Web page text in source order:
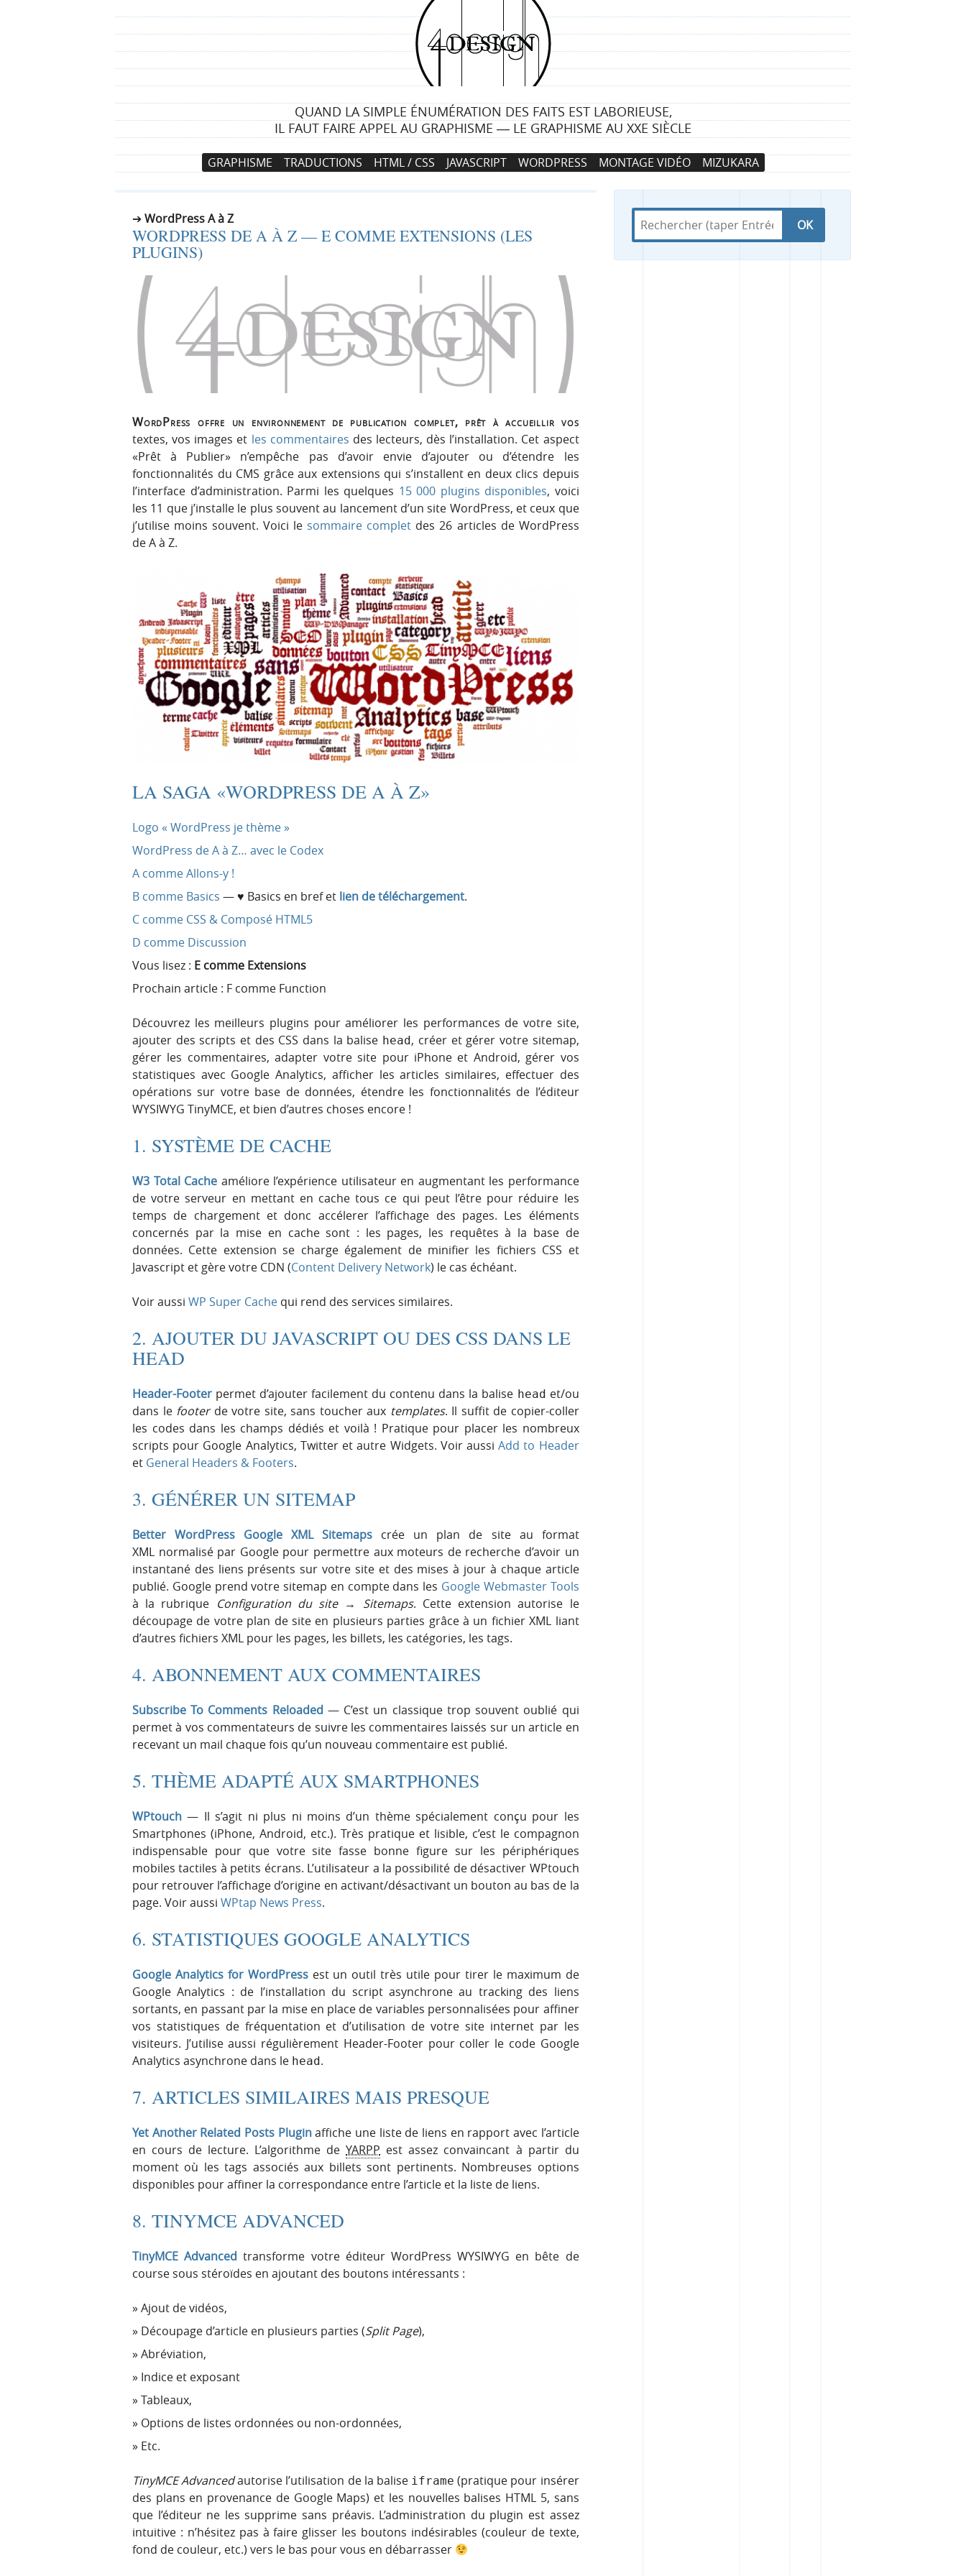
4
d
e
s
i
QUAND LA SIMPLE ÉNUMÉRATION DES FAITS EST LABORIEUSE,
IL FAUT FAIRE APPEL AU GRAPHISME ― LE GRAPHISME AU XXE SIÈCLE
GRAPHISME TRADUCTIONS HTML / CSS JAVASCRIPT WORDPRESS MONTAGE VIDÉO MIZUKARA
WordPress A à Z
WORDPRESS DE A À Z — E COMME EXTENSIONS (LES
PLUGINS)
WordPress offre un environnement de publication complet, prêt à accueillir vos
textes, vos images et les commentaires des lecteurs, dès l’installation. Cet aspect
«Prêt à Publier» n’empêche pas d’avoir envie d’ajouter ou d’étendre les
fonctionnalités du CMS grâce aux extensions qui s’installent en deux clics depuis
l’interface d’administration. Parmi les quelques 15 000 plugins disponibles, voici
les 11 que j’installe le plus souvent au lancement d’un site WordPress, et ceux que
j’utilise moins souvent. Voici le sommaire complet des 26 articles de WordPress
de A à Z.
LA SAGA «WORDPRESS DE A À Z»
Logo « WordPress je thème »
WordPress de A à Z… avec le Codex
A comme Allons-y !
B comme Basics — ♥ Basics en bref et lien de téléchargement.
C comme CSS & Composé HTML5
D comme Discussion
Vous lisez : E comme Extensions
Prochain article : F comme Function
Découvrez les meilleurs plugins pour améliorer les performances de votre site,
ajouter des scripts et des CSS dans la balise head, créer et gérer votre sitemap,
gérer les commentaires, adapter votre site pour iPhone et Android, gérer vos
statistiques avec Google Analytics, afficher les articles similaires, effectuer des
opérations sur votre base de données, étendre les fonctionnalités de l’éditeur
WYSIWYG TinyMCE, et bien d’autres choses encore !
1. SYSTÈME DE CACHE
W3 Total Cache améliore l’expérience utilisateur en augmentant les performance
de votre serveur en mettant en cache tous ce qui peut l’être pour réduire les
temps de chargement et donc accélerer l’affichage des pages. Les éléments
concernés par la mise en cache sont : les pages, les requêtes à la base de
données. Cette extension se charge également de minifier les fichiers CSS et
Javascript et gère votre CDN (Content Delivery Network) le cas échéant.
Voir aussi WP Super Cache qui rend des services similaires.
2. AJOUTER DU JAVASCRIPT OU DES CSS DANS LE
HEAD
Header-Footer permet d’ajouter facilement du contenu dans la balise head et/ou
dans le footerde votre site, sans toucher aux templates. Il suffit de copier-coller
les codes dans les champs dédiés et voilà ! Pratique pour placer les nombreux
scripts pour Google Analytics, Twitter et autre Widgets. Voir aussiAdd to Header
et General Headers & Footers.
3. GÉNÉRER UN SITEMAP
Better WordPress Google XML Sitemaps crée un plan de site au format
XML normalisé par Google pour permettre aux moteurs de recherche d’avoir un
instantané des liens présents sur votre site et des mises à jour à chaque article
publié. Google prend votre sitemap en compte dans les Google Webmaster Tools
à la rubrique Configuration du site→ Sitemaps. Cette extension autorise le
découpage de votre plan de site en plusieurs parties grâce à un fichier XML liant
d’autres fichiers XML pour les pages, les billets, les catégories, les tags.
4. ABONNEMENT AUX COMMENTAIRES
Subscribe To Comments Reloaded — C’est un classique trop souvent oublié qui
permet à vos commentateurs de suivre les commentaires laissés sur un article en
recevant un mail chaque fois qu’un nouveau commentaire est publié.
5. THÈME ADAPTÉ AUX SMARTPHONES
WPtouch — Il s’agit ni plus ni moins d’un thème spécialement conçu pour les
Smartphones (iPhone, Android, etc.). Très pratique et lisible, c’est le compagnon
indispensable pour que votre site fasse bonne figure sur les périphériques
mobiles tactiles à petits écrans. L’utilisateur a la possibilité de désactiver WPtouch
pour retrouver l’affichage d’origine en activant/désactivant un bouton au bas de la
page. Voir aussi WPtap News Press.
6. STATISTIQUES GOOGLE ANALYTICS
Google Analytics for WordPressest un outil très utile pour tirer le maximum de
Google Analytics : de l’installation du script asynchrone au tracking des liens
sortants, en passant par la mise en place de variables personnalisées pour affiner
vos statistiques de fréquentation et d’utilisation de votre site internet par les
visiteurs. J’utilise aussi régulièrement Header-Footer pour coller le code Google
Analytics asynchrone dans le head .
7. ARTICLES SIMILAIRES MAIS PRESQUE
Yet Another Related Posts Pluginaffiche une liste de liens en rapport avec l’article
en cours de lecture. L’algorithme deYARPP est assez convaincant à partir du
moment où les tags associés aux billets sont pertinents. Nombreuses options
disponibles pour affiner la correspondance entre l’article et la liste de liens.
8. TINYMCE ADVANCED
TinyMCE Advanced transforme votre éditeur WordPress WYSIWYG en bête de
course sous stéroïdes en ajoutant des boutons intéressants :
Ajout de vidéos,
Découpage d’article en plusieurs parties (Split Page),
Abréviation,
Indice et exposant
Tableaux,
Options de listes ordonnées ou non-ordonnées,
Etc.
TinyMCE Advancedautorise l’utilisation de la balise iframe (pratique pour insérer
des plans en provenance de Google Maps) et les nouvelles balises HTML 5, sans
que l’éditeur ne les supprime sans préavis. L’administration du plugin est assez
intuitive : n’hésitez pas à faire glisser les boutons indésirables (couleur de texte,
fond de couleur, etc.) vers le bas pour vous en débarrasser
R
e
R
d